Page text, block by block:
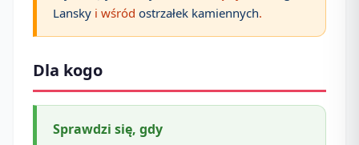
Lansky i wśród ostrzałek kamiennych.
Dla kogo
Sprawdzi się, gdy